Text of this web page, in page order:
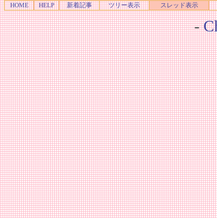
HOME HELP 新着記事 ツリー表示 スレッド表示
-